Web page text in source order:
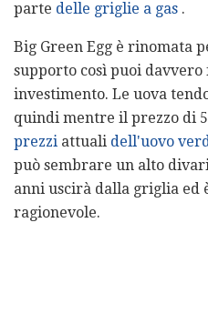
parte delle griglie a gas .
Big Green Egg è rinomata
supporto così puoi
investimento. Le uova
quindi mentre il prezzo di
prezzi attuali dell'uovo
può sembrare un alto
anni uscirà dalla griglia ed
ragionevole.